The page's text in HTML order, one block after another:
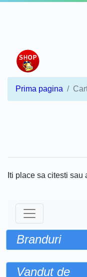
Prima pagina
Iti place sa citesti
Branduri
Vandut de